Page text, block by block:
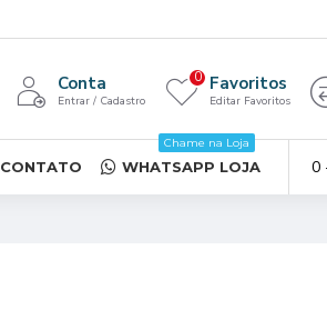
Conta
Entrar / Cadastro
Favoritos
Editar Favoritos
0
CONTATO WHATSAPP LOJA
Chame na Loja
0